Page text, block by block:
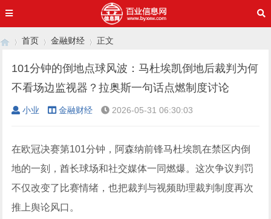
首页
›
金融财经
›
正文
101分钟的倒地点球风波：马杜埃凯倒地后裁判为何
不看场边监视器？拉奥斯一句话点燃制度讨论
小业 金融财经 2026-05-31 06:30:03
在欧冠决赛第101分钟，阿森纳前锋马杜埃凯在禁区内倒
地的一刻，酋长球场和社交媒体一同燃爆。这次争议判罚
不仅改变了比赛情绪，也把裁判与视频助理裁判制度再次
推上舆论风口。